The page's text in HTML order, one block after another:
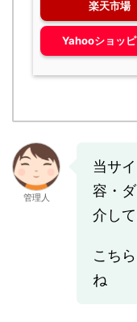
楽天市場
Yahooショッ
管理人
当サ
容・
介して
こち
ね